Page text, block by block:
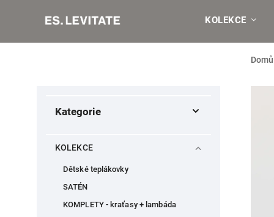
KOLEKCE
Domů
Kategorie
KOLEKCE
Dětské teplákovky
SATÉN
KOMPLETY - kraťasy + lambáda